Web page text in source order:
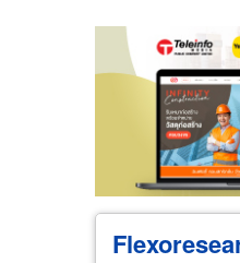
Wholesale